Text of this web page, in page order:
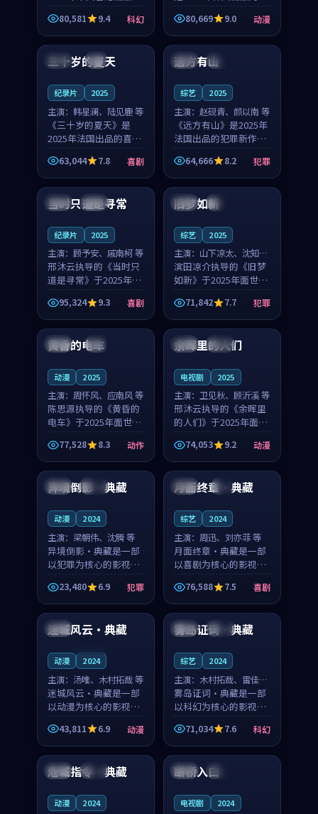
科幻新作，主创团队希
望用城市夜归人的故事
让观众停下来想一想。
朴艺珍领衔，沐子瑜担
任重要角色，郑书延的
80,581 9.4 科幻
漫新作，主创团队希望
用高考往事的故事让观
众停下来想一想。邵知
重要角色，谢承南的
80,669 9.0 动漫
法国 4K
三十岁的夏天
纪录片 2025
主演： 韩星澜、陆见鹿 等
《三十岁的夏天》是
2025年法国出品的喜剧
新作，主创团队希望用
深夜电台的故事让观众
停下来想一想。韩星澜
角色，山田纯一的叙事
63,044 7.8 喜剧
法国 独播
远方有山
综艺 2025
主演： 赵砚青、颜以南 等
《远方有山》是2025年
法国出品的犯罪新作，
主创团队希望用高校追
梦的故事让观众停下来
想一想。赵砚青领衔，
颜以南担任重要角色，
山田纯一的叙事节奏
64,666 8.2 犯罪
泰国 杜比
当时只道是寻常
纪录片 2025
主演： 顾予安、戚南柯 等
邢沐云执导的《当时只
道是寻常》于2025年面
世，泰国的城市气质与
母女情深的人物心境共
同构筑了影片基调。顾
予安、戚南柯用细腻的
表演撑起整部喜剧电
95,324 9.3 喜剧
中国 高分
旧梦如新
综艺 2025
主演： 山下凉太、沈知韵
等
滨田凉介执导的《旧梦
如新》于2025年面世，
中国台湾的城市气质与
异国相遇的人物心境共
同构筑了影片基调。山
下凉太、沈知韵用细腻
的表演撑起整部犯罪
71,842 7.7 犯罪
日本 4K
黄昏的电车
动漫 2025
主演： 周怀风、应南风 等
陈思源执导的《黄昏的
电车》于2025年面世，
日本的城市气质与渔村
故事的人物心境共同构
筑了影片基调。周怀
风、应南风用细腻的表
演撑起整部动作电影，
77,528 8.3 动作
泰国 完结
余晖里的人们
电视剧 2025
主演： 卫见秋、顾沂溪 等
邢沐云执导的《余晖里
的人们》于2025年面
世，泰国的城市气质与
小镇生活的人物心境共
同构筑了影片基调。卫
见秋、顾沂溪用细腻的
表演撑起整部动漫电
74,053 9.2 动漫
中国 独播
异境倒影·典藏
动漫 2024
主演： 梁朝伟、沈腾 等
异境倒影·典藏是一部
以犯罪为核心的影视作
品，围绕危机、反转与
人物成长展开，整体节
奏紧凑，值得推荐观
看。
23,480 6.9 犯罪
中国 4K
月面终章·典藏
综艺 2024
主演： 周迅、刘亦菲 等
月面终章·典藏是一部
以喜剧为核心的影视作
品，围绕危机、反转与
人物成长展开，整体节
奏紧凑，值得推荐观
看。
76,588 7.5 喜剧
中国
迷城风云·典藏
动漫 2024
主演： 汤唯、木村拓哉 等
迷城风云·典藏是一部
以动漫为核心的影视作
品，围绕危机、反转与
人物成长展开，整体节
奏紧凑，值得推荐观
看。
43,811 6.9 动漫
英国 独播
雾岛证词·典藏
综艺 2024
主演： 木村拓哉、雷佳音
等
雾岛证词·典藏是一部
以科幻为核心的影视作
品，围绕危机、反转与
人物成长展开，整体节
奏紧凑，值得推荐观
看。
71,034 7.6 科幻
中国 高分
危城指令·典藏
动漫 2024
泰国 热播
断桥入口
电视剧 2024